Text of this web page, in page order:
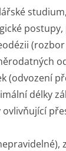
(odvození
délky